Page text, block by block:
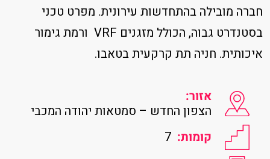
חברה מובילה בהתחדשות עירונית. מפרט טכני
בסטנדרט גבוה, הכולל מזגנים VRF ורמת גימור
איכותית. חניה תת קרקעית בטאבו.
אזור:
הצפון החדש – סמטאות יהודה המכבי
קומות: 7